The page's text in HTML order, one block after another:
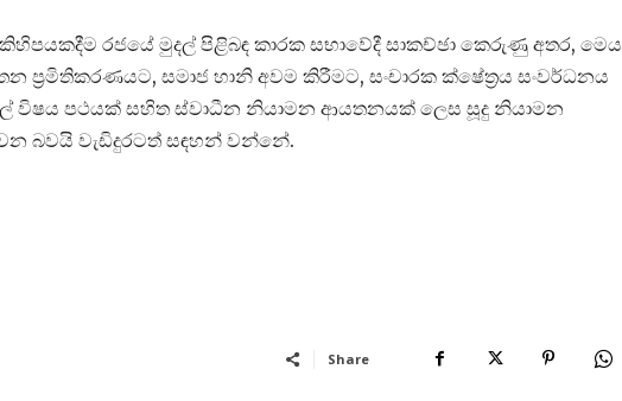
රජයේ මුදල් පිළිබඳ කාරක සභාවේදී සාකච්ඡා කෙරුණු අතර, මෙය
ප්‍රමිතිකරණයට, සමාජ හානි අවම කිරීමට, සංචාරක ක්ෂේත්‍රය සංවර්ධනය
විෂය පථයක් සහිත ස්වාධීන නියාමන ආයතනයක් ලෙස සූදු නියාමන
බවයි වැඩිදුරටත් සඳහන් වන්නේ.
Share